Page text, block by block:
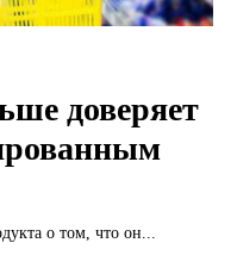
доверяет
о том, что он...